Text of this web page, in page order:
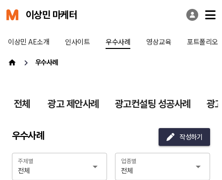
이상민 마케터
이상민 AE소개 인사이트 우수사례 영상교육 포트폴리오
우수사례
전체 광고 제안사례 광고컨설팅 성공사례 광
우수사례 작성하기
전체
주제별
전체
업종별